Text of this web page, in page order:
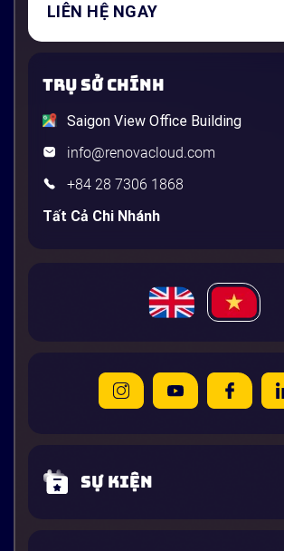
LIÊN HỆ NGAY
TRỤ SỞ CHÍNH
Saigon View Office Building
info@renovacloud.com
+84 28 7306 1868
Tất Cả Chi Nhánh
Sự kiện